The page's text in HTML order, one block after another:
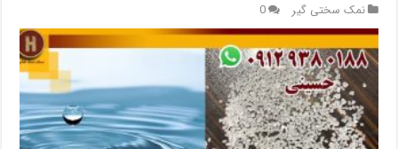
نمک سختی گیر 0